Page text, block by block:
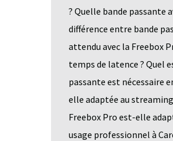
? Quelle bande passante
différence entre bande
attendu avec la Freebox
temps de latence ? Quel
passante est nécessaire
elle adaptée au
Freebox Pro est-elle
usage professionnel à